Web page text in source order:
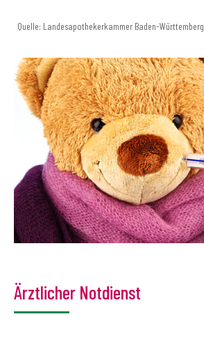
Quelle: Landesapothekerkammer Baden-Württemberg
Ärztlicher Notdienst